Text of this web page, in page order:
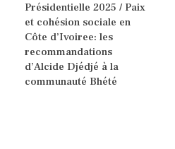
Présidentielle 2025 / Paix
et cohésion sociale en
Côte d’Ivoiree: les
recommandations
d’Alcide Djédjé à la
communauté Bhété